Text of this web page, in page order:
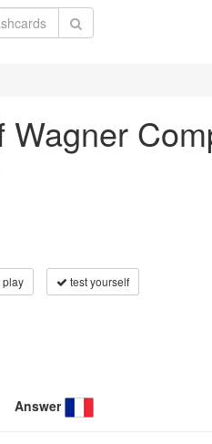
play test yourself
Answer